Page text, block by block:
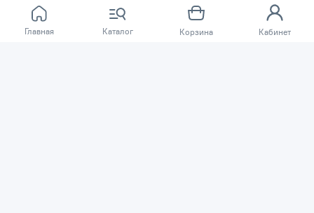
Главная Каталог Корзина Кабинет
Отзывов ещё нет.
Расскажите о товаре, который приобрели у нас.